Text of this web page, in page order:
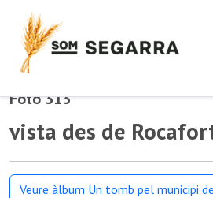
Foto 313
vista des de
Veure àlbum Un tomb pel municipi